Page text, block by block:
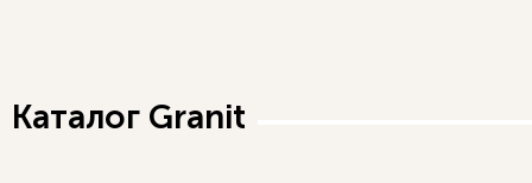
Каталог Granit